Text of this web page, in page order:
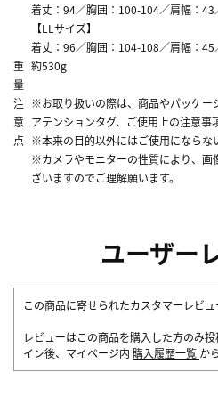
着丈：94／胸囲：100-104／肩幅：43
【LLサイズ】
着丈：96／胸囲：104-108／肩幅：45
重
量
約530g
注
意
点
※お取り扱いの際は、商品やパッケー
アテンションタグ、ご使用上の注意事
※本来の目的以外にはご使用にならな
※カメラやモニターの性質により、画
ざいますのでご理解願います。
ユーザー
この商品に寄せられたカスタマーレビュ
レビューはこの商品を購入した方のみ
イン後、マイページ内 購入履歴一覧 か